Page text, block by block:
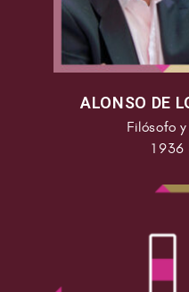
ALONSO DE
Filósofo
1936